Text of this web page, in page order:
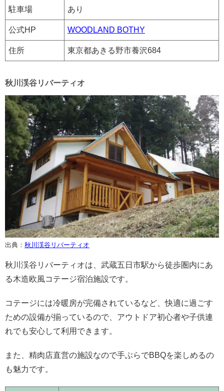
駐車場 あり
公式HP WOODLAND BOTHY
住所 東京都あきる野市養沢684
秋川渓谷リバーティオ
出典： 秋川渓谷リバーティオ
秋川渓谷リバーティオは、武蔵五日市駅から徒歩圏内にあ
る木造欧風コテージ宿泊施設です。
コテージには冷暖房が完備されているなど、快適に過ごす
ための設備が揃っているので、アウトドア初心者や子供連
れでも安心して利用できます。
また、精肉店直営の施設なので手ぶらでBBQを楽しめるの
も魅力です。